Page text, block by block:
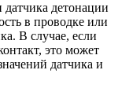
детонации
в проводке или
В случае, если
это может
датчика и